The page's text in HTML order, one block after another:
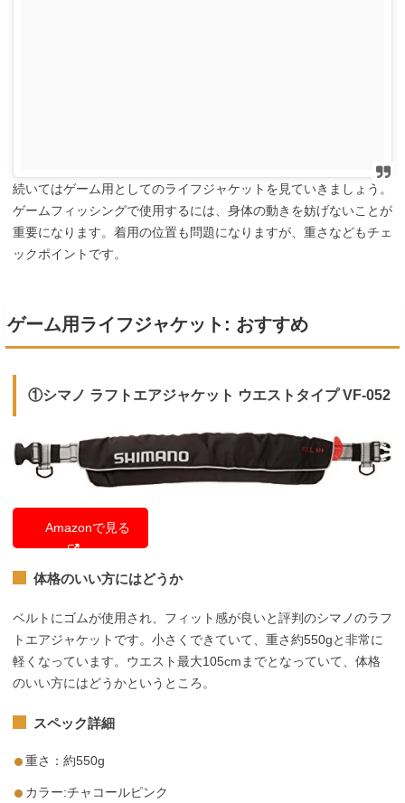
続いてはゲーム用としてのライフジャケットを見ていきましょう。
ゲームフィッシングで使用するには、身体の動きを妨げないことが
重要になります。着用の位置も問題になりますが、重さなどもチェ
ックポイントです。
ゲーム用ライフジャケット: おすすめ
①シマノ ラフトエアジャケット ウエストタイプ VF-052
Amazonで見る
体格のいい方にはどうか
ベルトにゴムが使用され、フィット感が良いと評判のシマノのラフ
トエアジャケットです。小さくできていて、重さ約550gと非常に
軽くなっています。ウエスト最大105cmまでとなっていて、体格
のいい方にはどうかというところ。
スペック詳細
重さ：約550g
カラー:チャコールピンク